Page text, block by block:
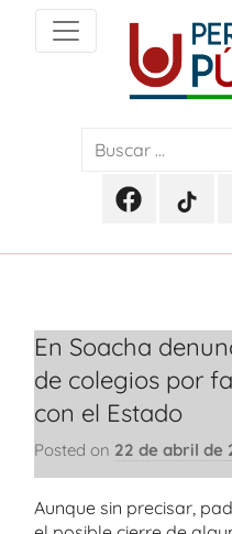
content
Periodismo
PúblicoFacebook
Periodismo
TikTok
En Soacha
de colegios por
con el Estado
Posted on 22 de abril de
Aunque sin precisar,